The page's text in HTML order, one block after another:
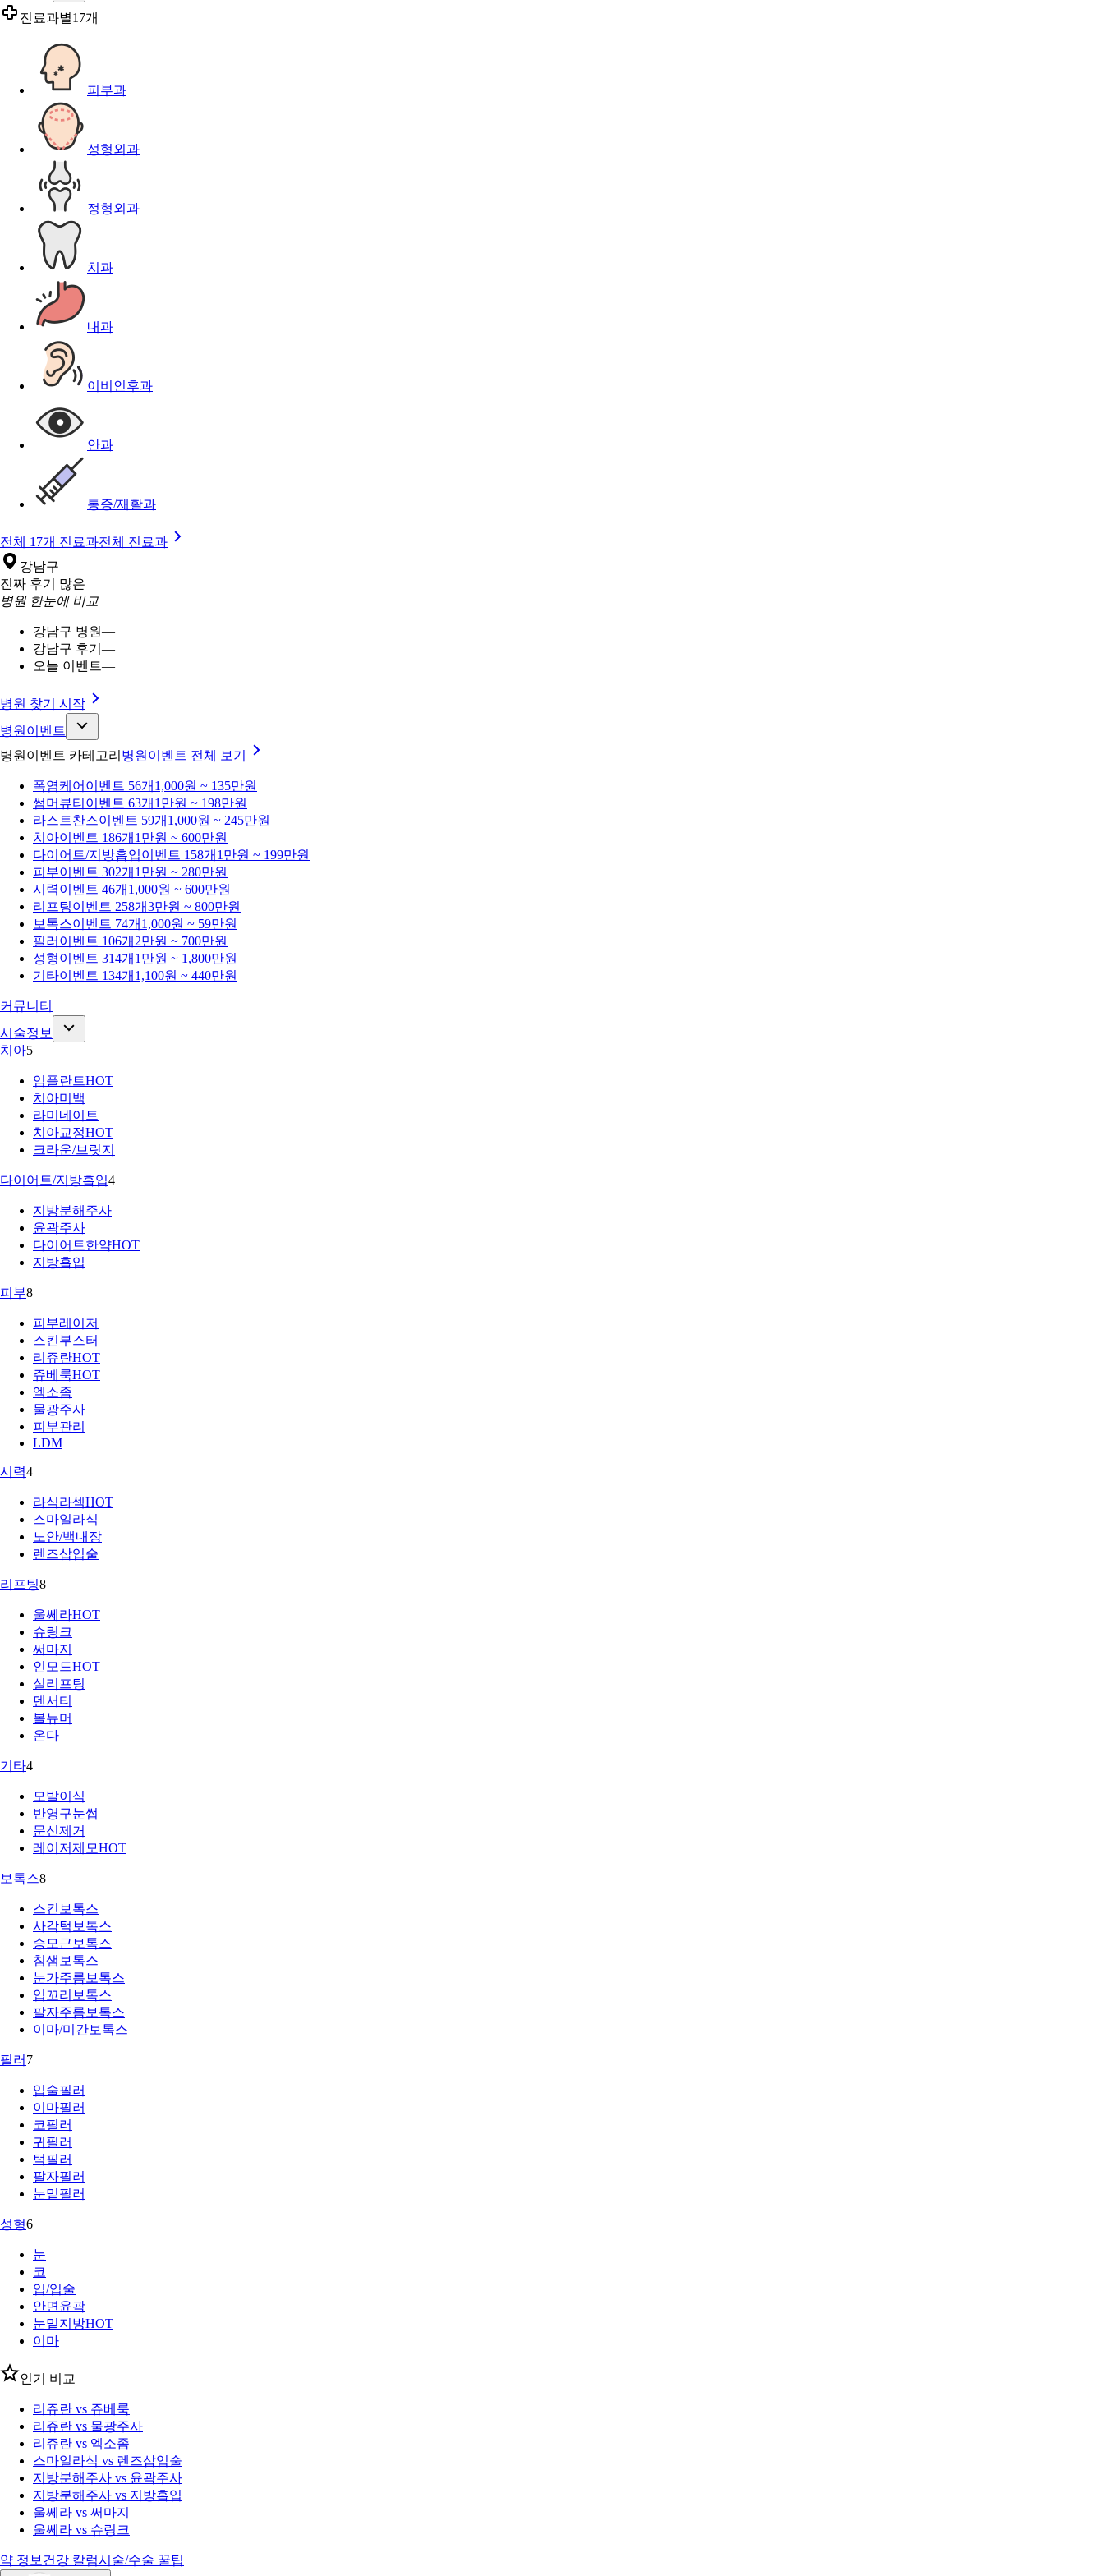
진료과별17개
피부과
성형외과
정형외과
치과
내과
이비인후과
안과
통증/재활과
전체 17개 진료과전체 진료과
강남구
진짜 후기 많은
병원 한눈에 비교
강남구 병원—
강남구 후기 —
오늘 이벤트—
병원 찾기 시작
병원이벤트
병원이벤트 카테고리 병원이벤트 전체 보기
폭염케어 이벤트 56개 1,000원 ~ 135만원
썸머뷰티 이벤트 63개 1만원 ~ 198만원
라스트찬스이벤트 59개 1,000원 ~ 245만원
치아이벤트 186개 1만원 ~ 600만원
다이어트/지방흡입이벤트 158개 1만원 ~ 199만원
피부이벤트 302개 1만원 ~ 280만원
시력이벤트 46개 1,000원 ~ 600만원
리프팅이벤트 258개3만원 ~ 800만원
보톡스이벤트 74개 1,000원 ~ 59만원
필러 이벤트 106개 2만원 ~ 700만원
성형이벤트 314개 1만원 ~ 1,800만원
기타이벤트 134개 1,100원 ~ 440만원
커뮤니티
시술정보
치아5
임플란트HOT
치아미백
라미네이트
치아교정HOT
크라운/브릿지
다이어트/지방흡입4
지방분해주사
윤곽주사
다이어트한약HOT
지방흡입
피부8
피부레이저
스킨부스터
리쥬란HOT
쥬베룩HOT
엑소좀
물광주사
피부관리
LDM
시력4
라식라섹HOT
스마일라식
노안/백내장
렌즈삽입술
리프팅8
울쎄라HOT
슈링크
써마지
인모드HOT
실리프팅
덴서티
볼뉴머
온다
기타4
모발이식
반영구눈썹
문신제거
레이저제모HOT
보톡스8
스킨보톡스
사각턱보톡스
승모근보톡스
침샘보톡스
눈가주름보톡스
입꼬리보톡스
팔자주름보톡스
이마/미간보톡스
필러 7
입술필러
이마필러
코필러
귀필러
턱필러
팔자필러
눈밑필러
성형6
눈
코
입/입술
안면윤곽
눈밑지방HOT
이마
인기 비교
리쥬란 vs 쥬베룩
리쥬란 vs 물광주사
리쥬란 vs 엑소좀
스마일라식 vs 렌즈삽입술
지방분해주사 vs 윤곽주사
지방분해주사 vs 지방흡입
울쎄라 vs 써마지
울쎄라 vs 슈링크
약 정보 건강 칼럼시술/수술 꿀팁